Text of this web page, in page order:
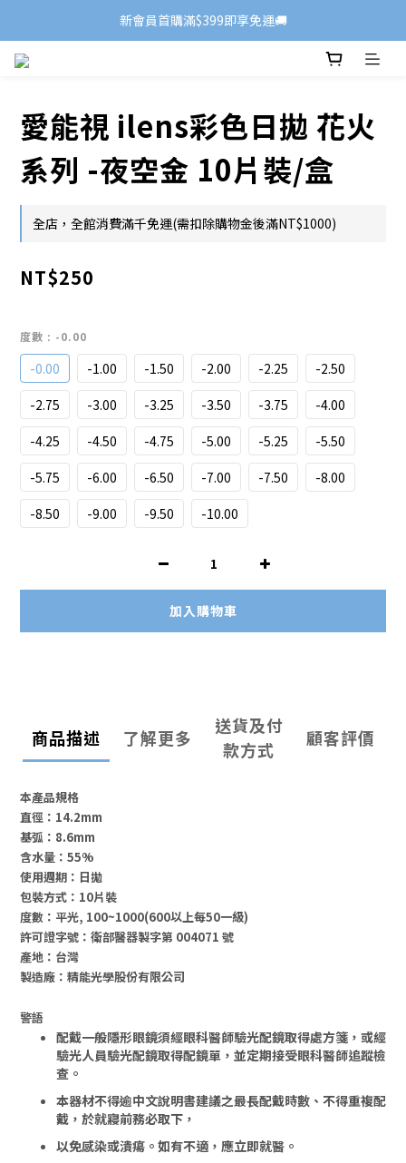
新會員首購滿$399即享免運🚚
愛能視 ilens彩色日拋 花火
系列 -夜空金 10片裝/盒
全店，全館消費滿千免運(需扣除購物金後滿NT$1000)
NT$250
度數 : -0.00
-0.00 -1.00 -1.50 -2.00 -2.25
-2.50
-2.75
-3.00 -3.25 -3.50 -3.75
-4.00
-4.25
-4.50 -4.75 -5.00 -5.25
-5.50
-5.75
-6.00 -6.50 -7.00 -7.50
-8.00
-8.50
-9.00 -9.50 -10.00
加入購物車
商品描述 了解更多
送貨及付
款方式
顧客評價
本產品規格
直徑：14.2mm
基弧：8.6mm
含水量：55%
使用週期：日拋
包裝方式：10片裝
度數： 平光, 100~1000(600以上每50一級)
許可證字號： 衛部醫器製字第 004071 號
產地：台灣
製造廠：精能光學股份有限公司
警語
配戴一般隱形眼鏡須經眼科醫師驗光配鏡取得處方箋，或經
驗光人員驗光配鏡取得配鏡單，並定期接受眼科醫師追蹤檢
查。
本器材不得逾中文說明書建議之最長配戴時數、不得重複配
戴，於就寢前務必取下，
以免感染或潰瘍。 如有不適，應立即就醫。